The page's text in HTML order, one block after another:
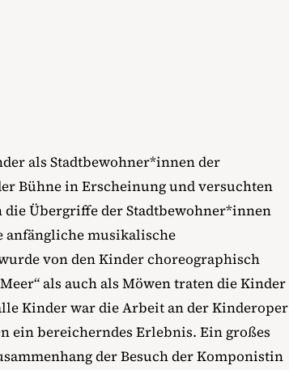
als Stadtbewohner*innen der
Bühne in Erscheinung und versuchten
die Übergriffe der Stadtbewohner*innen
anfängliche musikalische
von den Kinder choreographisch
als auch als Möwen traten die Kinder
Kinder war die Arbeit an der Kinderoper
ein bereicherndes Erlebnis. Ein großes
der Besuch der Komponistin